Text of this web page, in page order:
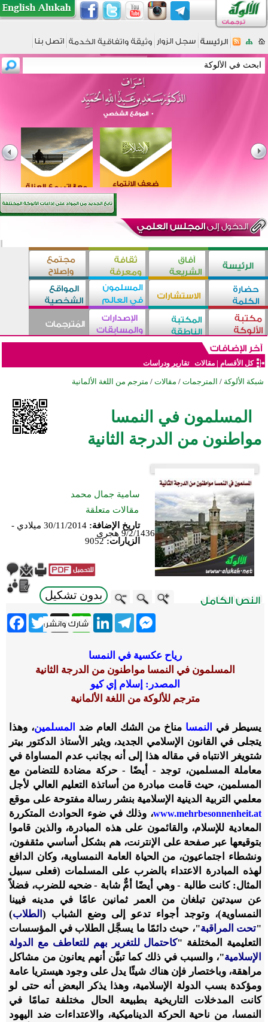
كل الأقسام |مقالات تقارير ودراسات
شبكة الألوكة / المترجمات / مقالات / مترجم من اللغة الألمانية
المسلمون في النمسا
مواطنون من الدرجة الثانية
سامية جمال محمد
مقالات متعلقة
تاريخ الإضافة:
30/11/2014 ميلادي -
9/2/1436 هجري
الزيارات:9052
بدون تشكيل
Twitter X
WhatsApp
LinkedInTelegram
Messenger
رياح عكسية في النمسا
المسلمون في النمسا مواطنون من الدرجة الثانية
المصدر: إسلام إي كيو
مترجم للألوكة من اللغة الألمانية
يسيطر في النمسا مناخ من الشك العام ضد المسلمين، وهذا
يتجلى في القانون الإسلامي الجديد، ويثير الأستاذ الدكتور بيتر
شتويغر الانتباه في مقاله هذا إلى أنه بجانب عدم المساواة في
معاملة المسلمين، توجد - أيضًا - حركة مضادة للتضامن مع
المسلمين، حيث قامت مبادرة من أساتذة التعليم العالي لأجل
معلمي التربية الدينية الإسلامية بنشر رسالة مفتوحة على موقع
www.mehrbesonnenheit.at، وذلك في ضوء الحوادث المتكررة
المعادية للإسلام، والقائمون على هذه المبادرة، والذين قاموا
بتوقيعها عبر صفحة على الإنترنت، هم بشكل أساسي مثقفون،
ونشطاء اجتماعيون، من الحياة العامة النمساوية، وكان الدافع
لهذه المبادرة الاعتداء بالضرب على المسلمات (فعلى سبيل
المثال: كانت طالبة - وهي أيضًا أمٌّ شابة - ضحيه للضرب، فضلاً
عن سيدتين تبلغان من العمر ثمانين عامًا في مدينه فيينا
النمساوية)، وتوجد أجواء تدعو إلى وضع الشباب (الطلاب)
"تحت المراقبة"، حيث دائمًا ما يسجَّل الطلاب في المؤسسات
التعليمية المختلفة "كاحتمال للتغرير بهم للتعاطف مع الدولة
الإسلامية"، والسبب في ذلك كما تبيَّن أنهم يعانون من مشاكل
مراهقة، وباختصار فإن هناك شيئًا يدل على وجود هيستريا عامة
ومؤكدة بسب الدولة الإسلامية، وهذا يذكر البعض أنه حتى لو
كانت المدخلات التاريخية بطبيعة الحال مختلفة تمامًا في
النمسا، من ناحية الحركة الديناميكية، والاعتداءات ضد اليهود